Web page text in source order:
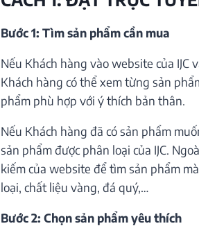
Bước 1: Tìm sản phẩm cần mua
Nếu Khách hàng vào website của IJC
Khách hàng có thể xem từng sản
phẩm phù hợp với ý thích bản thân.
Nếu Khách hàng đã có sản phẩm
sản phẩm được phân loại của IJC.
kiếm của website để tìm sản phẩm
loại, chất liệu vàng, đá quý,…
Bước 2: Chọn sản phẩm yêu thích